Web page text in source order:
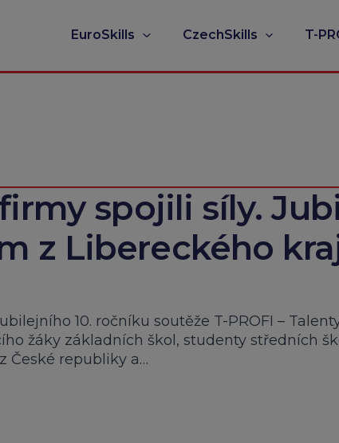
EuroSkills CzechSkills T-
spojili síly.
z Libereckého
10. ročníku soutěže T-PROFI –
žáky základních škol, studenty středních
České republiky a…